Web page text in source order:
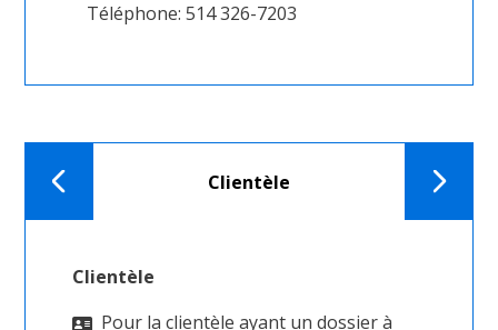
Téléphone: 514 326-7203
Onglet
Clientèle
Onglet
Clientèle
Pour la clientèle ayant un dossier à